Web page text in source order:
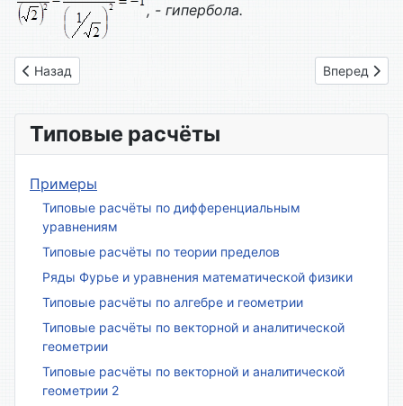
, - гипербола.
Предыдущий: Вариант № 04
Назад Вперед
Типовые расчёты
Примеры
Типовые расчёты по дифференциальным
уравнениям
Типовые расчёты по теории пределов
Ряды Фурье и уравнения математической физики
Типовые расчёты по алгебре и геометрии
Типовые расчёты по векторной и аналитической
геометрии
Типовые расчёты по векторной и аналитической
геометрии 2